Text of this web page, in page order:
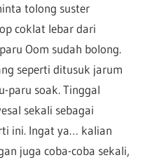
tolong suster
coklat lebar dari
Oom sudah bolong.
seperti ditusuk jarum
paru soak. Tinggal
sekali sebagai
ini. Ingat ya… kalian
juga coba-coba sekali,